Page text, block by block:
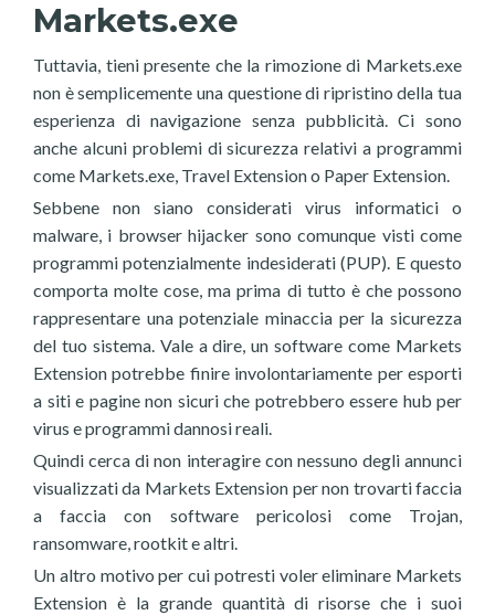
Markets.exe
Tuttavia, tieni presente che la rimozione di Markets.exe
non è semplicemente una questione di ripristino della tua
esperienza di navigazione senza pubblicità. Ci sono
anche alcuni problemi di sicurezza relativi a programmi
come Markets.exe, Travel Extension o Paper Extension.
Sebbene non siano considerati virus informatici o
malware, i browser hijacker sono comunque visti come
programmi potenzialmente indesiderati (PUP). E questo
comporta molte cose, ma prima di tutto è che possono
rappresentare una potenziale minaccia per la sicurezza
del tuo sistema. Vale a dire, un software come Markets
Extension potrebbe finire involontariamente per esporti
a siti e pagine non sicuri che potrebbero essere hub per
virus e programmi dannosi reali.
Quindi cerca di non interagire con nessuno degli annunci
visualizzati da Markets Extension per non trovarti faccia
a faccia con software pericolosi come Trojan,
ransomware, rootkit e altri.
Un altro motivo per cui potresti voler eliminare Markets
Extension è la grande quantità di risorse che i suoi